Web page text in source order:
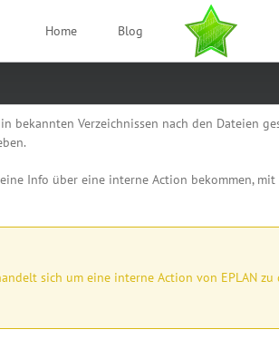
Home Blog
bekannten Verzeichnissen nach den Dateien
Info über eine interne Action bekommen,
sich um eine interne Action von EPLAN